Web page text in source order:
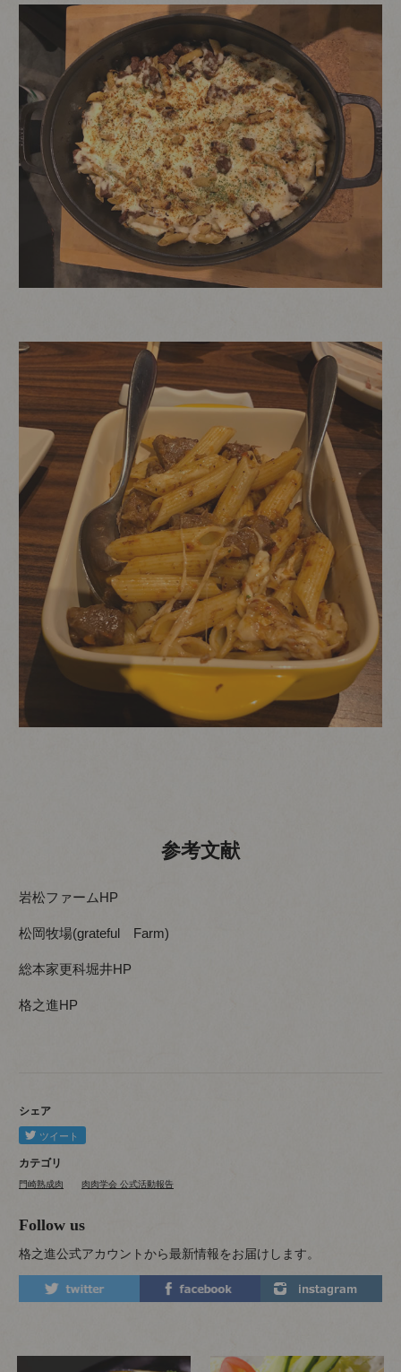
参考文献
岩松ファームHP
松岡牧場(grateful Farm)
総本家更科堀井HP
格之進HP
シェア
カテゴリ
門崎熟成肉 肉肉学会 公式活動報告
Follow us
格之進公式アカウントから最新情報をお届けします。